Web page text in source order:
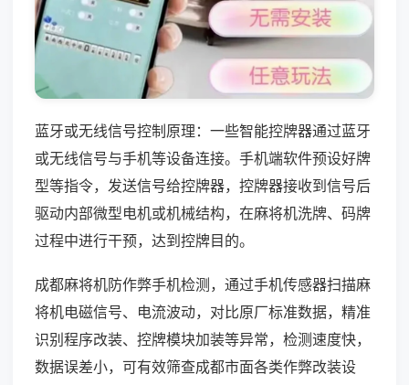
蓝牙或无线信号控制原理：一些智能控牌器通过蓝牙
或无线信号与手机等设备连接。手机端软件预设好牌
型等指令，发送信号给控牌器，控牌器接收到信号后
驱动内部微型电机或机械结构，在麻将机洗牌、码牌
过程中进行干预，达到控牌目的。
成都麻将机防作弊手机检测，通过手机传感器扫描麻
将机电磁信号、电流波动，对比原厂标准数据，精准
识别程序改装、控牌模块加装等异常，检测速度快，
数据误差小，可有效筛查成都市面各类作弊改装设